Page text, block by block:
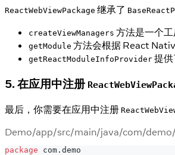
ReactWebViewPackage 继承了
createViewManagers 方法是一个
getModule 方法会根据 React
getReactModuleInfoProvider 提
5. 在应用中注册
最后，你需要在应用中注册
Demo/app/src/main/java/com/
package com . demo